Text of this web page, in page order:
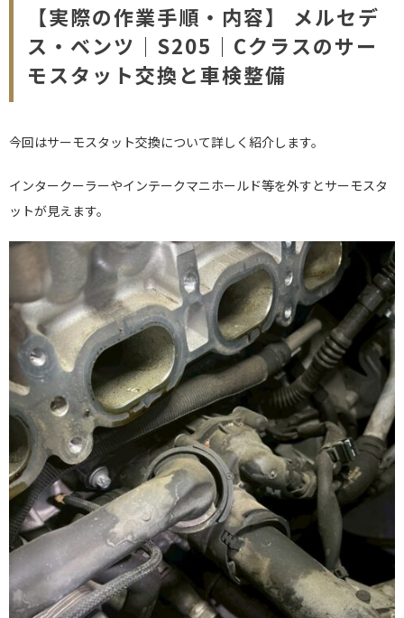
【実際の作業手順・内容】 メルセデ
ス・ベンツ｜S205｜Cクラスのサー
モスタット交換と車検整備
今回はサーモスタット交換について詳しく紹介します。
インタークーラーやインテークマニホールド等を外すとサーモスタ
ットが見えます。